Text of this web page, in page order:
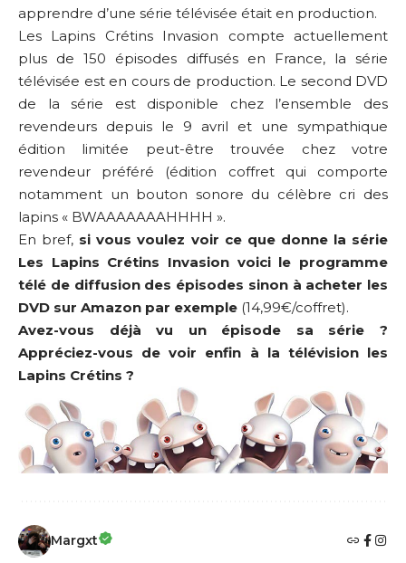
apprendre d’une série télévisée était en production.
Les Lapins Crétins Invasion compte actuellement
plus de 150 épisodes diffusés en France, la série
télévisée est en cours de production. Le second DVD
de la série est disponible chez l’ensemble des
revendeurs depuis le 9 avril et une sympathique
édition limitée peut-être trouvée chez votre
revendeur préféré (édition coffret qui comporte
notamment un bouton sonore du célèbre cri des
lapins « BWAAAAAAAHHHH ».
En bref, si vous voulez voir ce que donne la série
Les Lapins Crétins Invasion voici le programme
télé de diffusion des épisodes sinon à acheter les
DVD sur Amazon par exemple (14,99€/coffret).
Avez-vous déjà vu un épisode sa série ?
Appréciez-vous de voir enfin à la télévision les
Lapins Crétins ?
Margxt